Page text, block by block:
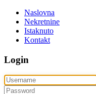
Naslovna
Nekretnine
Istaknuto
Kontakt
Login